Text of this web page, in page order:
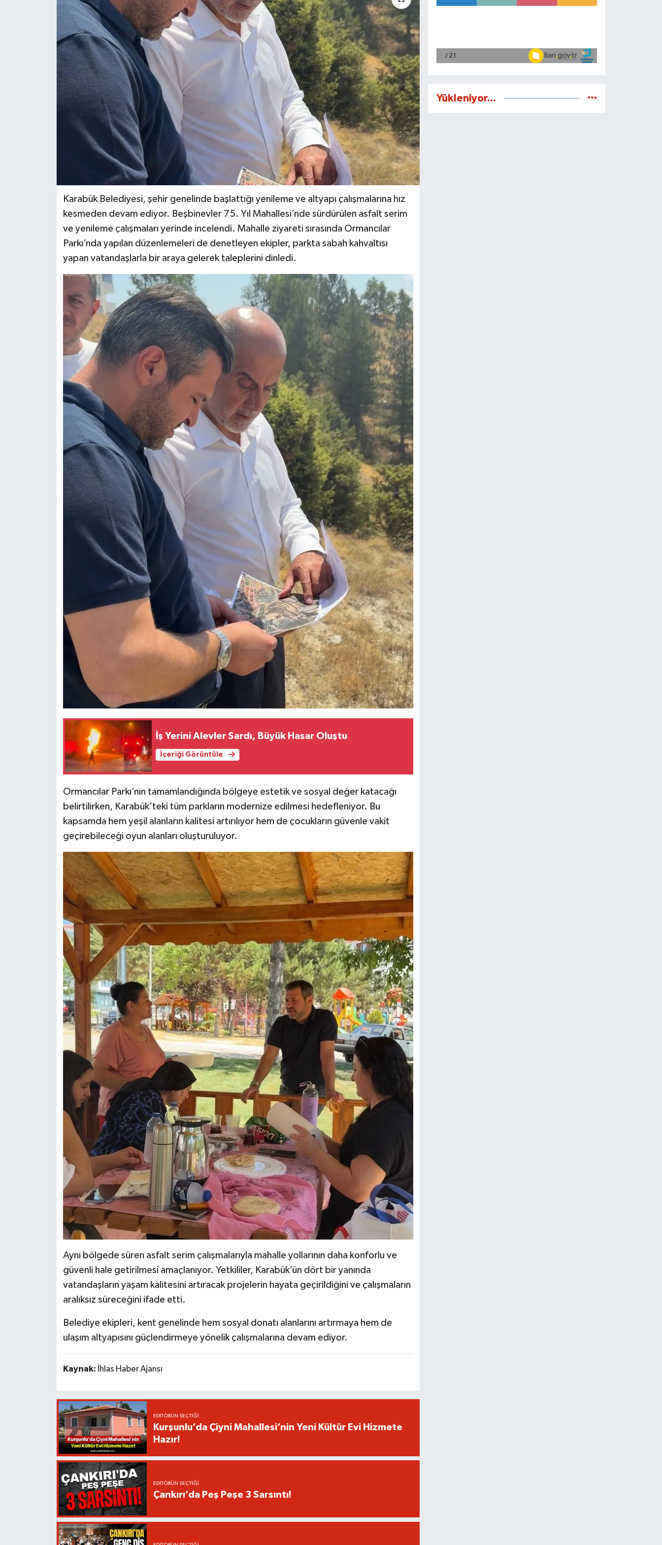
Karabük Belediyesi, şehir genelinde başlattığı yenileme ve altyapı çalışmalarına hız
kesmeden devam ediyor. Beşbinevler 75. Yıl Mahallesi’nde sürdürülen asfalt serim
ve yenileme çalışmaları yerinde incelendi. Mahalle ziyareti sırasında Ormancılar
Parkı’nda yapılan düzenlemeleri de denetleyen ekipler, parkta sabah kahvaltısı
yapan vatandaşlarla bir araya gelerek taleplerini dinledi.
İş Yerini Alevler Sardı, Büyük Hasar Oluştu
İçeriği Görüntüle
Ormancılar Parkı’nın tamamlandığında bölgeye estetik ve sosyal değer katacağı
belirtilirken, Karabük’teki tüm parkların modernize edilmesi hedefleniyor. Bu
kapsamda hem yeşil alanların kalitesi artırılıyor hem de çocukların güvenle vakit
geçirebileceği oyun alanları oluşturuluyor.
Aynı bölgede süren asfalt serim çalışmalarıyla mahalle yollarının daha konforlu ve
güvenli hale getirilmesi amaçlanıyor. Yetkililer, Karabük’ün dört bir yanında
vatandaşların yaşam kalitesini artıracak projelerin hayata geçirildiğini ve çalışmaların
aralıksız süreceğini ifade etti.
Belediye ekipleri, kent genelinde hem sosyal donatı alanlarını artırmaya hem de
ulaşım altyapısını güçlendirmeye yönelik çalışmalarına devam ediyor.
Kaynak: İhlas Haber Ajansı
EDITÖRÜN SEÇTIĞI
Kurşunlu’da Çiyni Mahallesi’nin Yeni Kültür Evi Hizmete
Hazır!
EDITÖRÜN SEÇTIĞI
Çankırı’da Peş Peşe 3 Sarsıntı!
Yükleniyor...
KÜLTÜR SANAT
MAGAZİN
SAĞLIK
SİYASET